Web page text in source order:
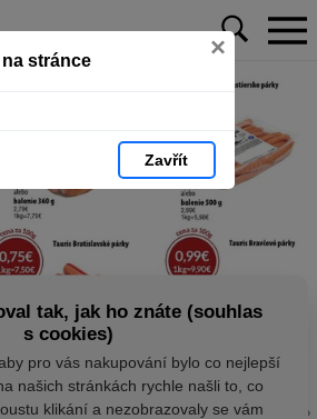
stránce ×
Zavřít
tak, jak ho znáte (souhlas
s cookies)
pro vás nakupování bylo co nejlepší
našich stránkách rychle našli to, co
klikání a nezobrazovaly se vám